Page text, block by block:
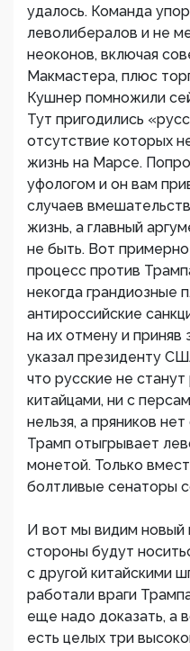
удалось. Команда
леволибералов и не
неоконов, включая
Макмастера, плюс
Кушнер помножили
Тут пригодились
отсутствие которых
жизнь на Марсе.
уфологом и он вам
случаев
жизнь, а главный
не быть. Вот
процесс против
некогда грандиозные
антироссийские
на их отмену и приняв
указал президенту
что русские не
китайцами, ни с
нельзя, а пряников
Трамп отыгрывает
монетой. Только
болтливые сенаторы
И вот мы видим новый
стороны будут
с другой китайскими
работали враги
еще надо доказать, а
есть целых три